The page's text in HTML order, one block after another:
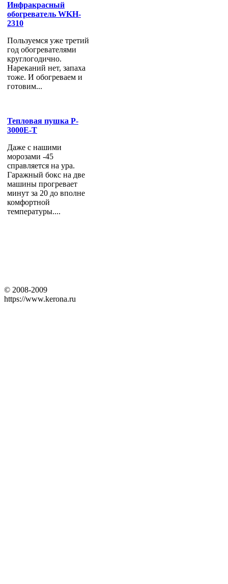
Инфракрасный
обогреватель WKH-
2310
Пользуемся уже третий
год обогревателями
круглогодично.
Нареканий нет, запаха
тоже. И обогреваем и
готовим...
Тепловая пушка P-
3000E-T
Даже с нашими
морозами -45
справляется на ура.
Гаражный бокс на две
машины прогревает
минут за 20 до вполне
комфортной
температуры....
© 2008-2009
https://www.kerona.ru